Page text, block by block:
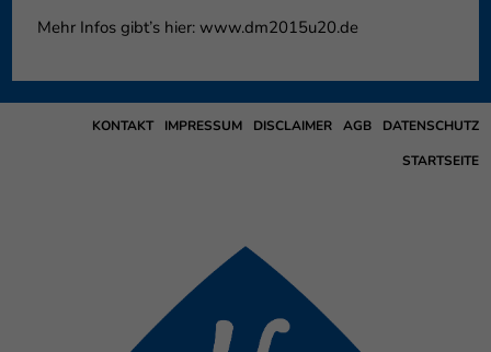
Mehr Infos gibt’s hier: www.dm2015u20.de
DATENSCHUTZ
AGB
DISCLAIMER
IMPRESSUM
KONTAKT
STARTSEITE